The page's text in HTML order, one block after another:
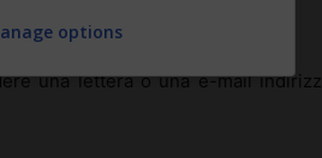
una lettera o una e-mail
options